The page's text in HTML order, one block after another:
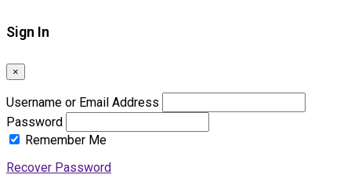
Sign In
×
Username or Email Address
Password
Remember Me
Recover Password